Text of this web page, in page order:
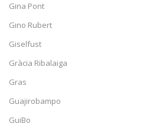
Gina Pont
Gino Rubert
Giselfust
Gràcia Ribalaiga
Gras
Guajirobampo
GuiBo